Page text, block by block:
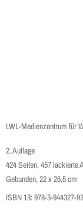
LWL-Medienzentrum für
2. Auflage
424 Seiten, 457 lackierte
Gebunden, 22 x 26,5 cm
ISBN 13:978-3-944327-